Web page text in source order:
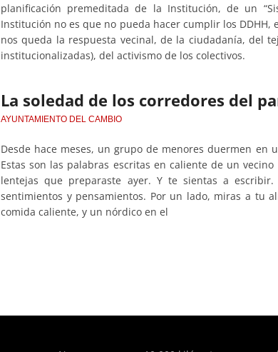
planificación premeditada de la Institución, de un
Institución no es que no pueda hacer cumplir los
nos queda la respuesta vecinal, de la ciudadanía, del
institucionalizadas), del activismo de los colectivos.
La soledad de los corredores del
AYUNTAMIENTO DEL CAMBIO
Desde hace meses, un grupo de menores duermen
Estas son las palabras escritas en caliente de un
lentejas que preparaste ayer. Y te sientas a
sentimientos y pensamientos. Por un lado, miras a tu
comida caliente, y un nórdico en el